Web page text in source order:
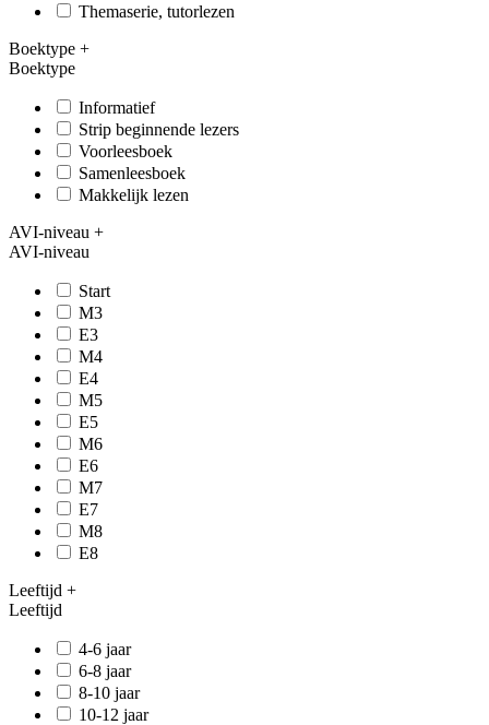
Themaserie, tutorlezen
Boektype +
Boektype
Informatief
Strip beginnende lezers
Voorleesboek
Samenleesboek
Makkelijk lezen
AVI-niveau +
AVI-niveau
Start
M3
E3
M4
E4
M5
E5
M6
E6
M7
E7
M8
E8
Leeftijd +
Leeftijd
4-6 jaar
6-8 jaar
8-10 jaar
10-12 jaar